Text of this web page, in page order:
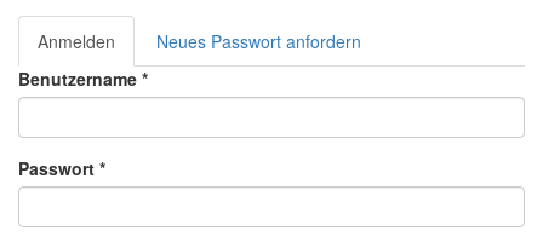
Haupt-Reiter
Anmelden (aktiver
Reiter)
Neues Passwort anfordern
Benutzername *
Passwort *